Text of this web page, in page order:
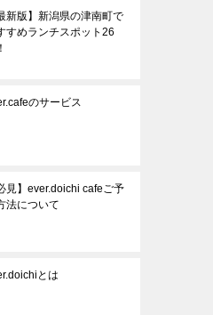
新版】新潟県の津南町で
すめランチスポット26
のサービス
見】ever.doichi cafeご予
法について
とは